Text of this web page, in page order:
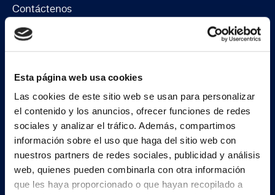
Esta página web usa cookies
Las cookies de este sitio web se usan para personalizar
el contenido y los anuncios, ofrecer funciones de redes
sociales y analizar el tráfico. Además, compartimos
información sobre el uso que haga del sitio web con
nuestros partners de redes sociales, publicidad y análisis
web, quienes pueden combinarla con otra información
que les haya proporcionado o que hayan recopilado a
Contáctenos
Conoce al equipo
Job
Encuentra un partner
Soluciones